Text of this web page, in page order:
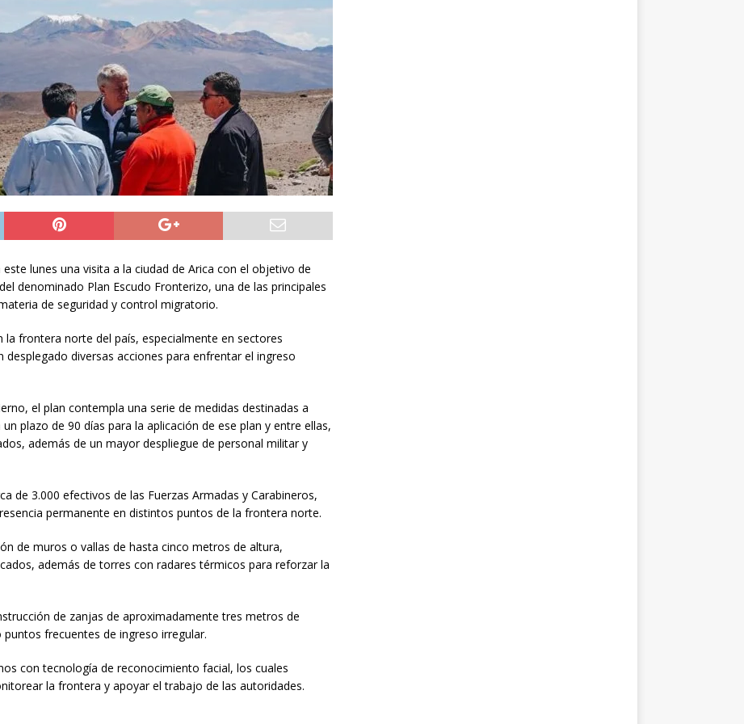
preventiva por influenza aviar tras nuevo hallazgo de ave
IQUIQUE
81 años del ataque en Hiroshima, Japón se abre a tener bombas
lunes una visita a la ciudad de Arica con el objetivo de
denominado Plan Escudo Fronterizo, una de las principales
de seguridad y control migratorio.
la frontera norte del país, especialmente en sectores
diversas acciones para enfrentar el ingreso
el plan contempla una serie de medidas destinadas a
plazo de 90 días para la aplicación de ese plan y entre ellas,
además de un mayor despliegue de personal militar y
de 3.000 efectivos de las Fuerzas Armadas y Carabineros,
permanente en distintos puntos de la frontera norte.
de muros o vallas de hasta cinco metros de altura,
además de torres con radares térmicos para reforzar la
de zanjas de aproximadamente tres metros de
frecuentes de ingreso irregular.
con tecnología de reconocimiento facial, los cuales
la frontera y apoyar el trabajo de las autoridades.